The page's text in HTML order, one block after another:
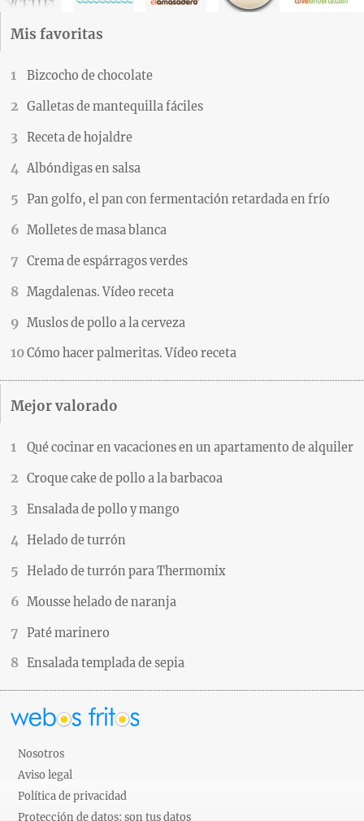
Mis favoritas
Bizcocho de chocolate
Galletas de mantequilla fáciles
Receta de hojaldre
Albóndigas en salsa
Pan golfo, el pan con fermentación retardada en frío
Molletes de masa blanca
Crema de espárragos verdes
Magdalenas. Vídeo receta
Muslos de pollo a la cerveza
Cómo hacer palmeritas. Vídeo receta
Mejor valorado
Qué cocinar en vacaciones en un apartamento de alquiler
Croque cake de pollo a la barbacoa
Ensalada de pollo y mango
Helado de turrón
Helado de turrón para Thermomix
Mousse helado de naranja
Paté marinero
Ensalada templada de sepia
Nosotros
Aviso legal
Política de privacidad
Protección de datos: son tus datos